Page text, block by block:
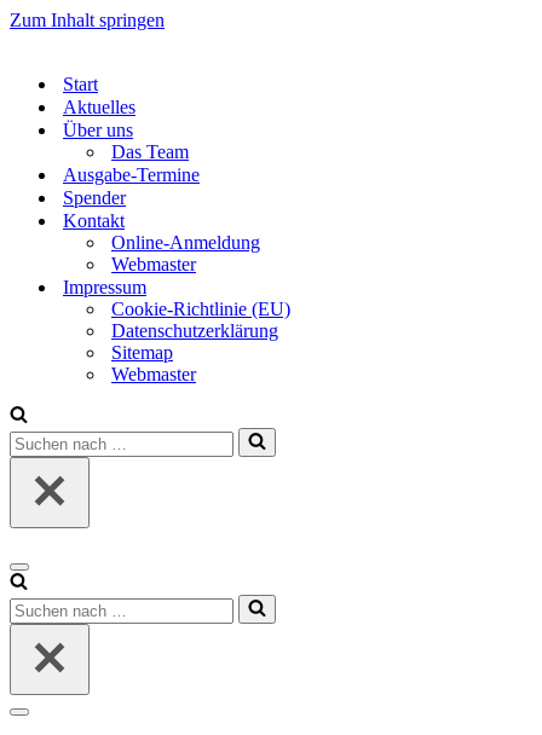
Zum Inhalt springen
Start
Aktuelles
Über uns
Das Team
Ausgabe-Termine
Spender
Kontakt
Online-Anmeldung
Webmaster
Impressum
Cookie-Richtlinie (EU)
Datenschutzerklärung
Sitemap
Webmaster
Suchen
nach …
Navigationsmenü
Suchen
nach …
Navigationsmenü